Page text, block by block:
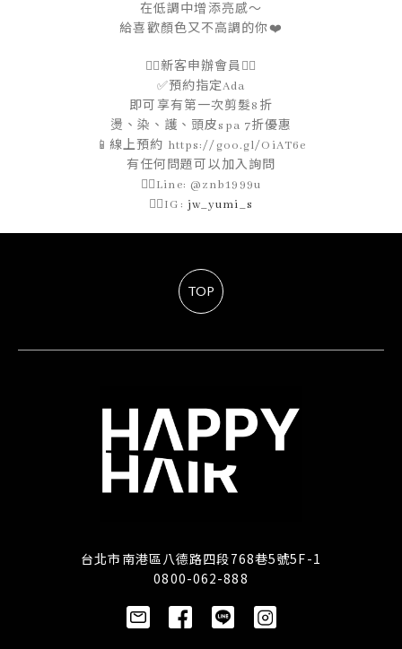
在低調中增添亮感～
給喜歡顏色又不高調的你❤️
👇🏻新客申辦會員👇🏻
✅預約指定Ada
即可享有第一次剪髮8折
燙、染、護、頭皮spa 7折優惠
📱線上預約 https://goo.gl/OiAT6e
有任何問題可以加入詢問
👉🏻Line: @znb1999u
👉🏻IG: jw_yumi_s
TOP
台北市南港區八德路四段768巷5號5F-1
0800-062-888